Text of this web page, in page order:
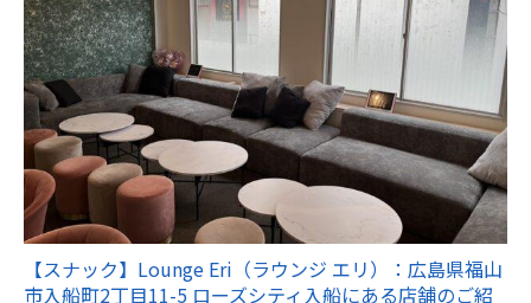
【スナック】Lounge Eri（ラウンジ エリ）：広島県福山
市入船町2丁目11-5 ローズシティ入船にある店舗のご紹